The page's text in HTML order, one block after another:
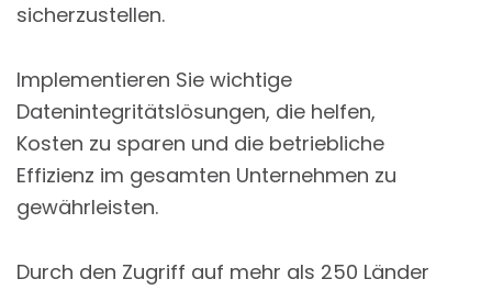
sicherzustellen.
Implementieren Sie wichtige
Datenintegritätslösungen, die helfen,
Kosten zu sparen und die betriebliche
Effizienz im gesamten Unternehmen zu
gewährleisten.
Durch den Zugriff auf mehr als 250 Länder